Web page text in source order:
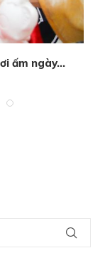
ấm ngày...